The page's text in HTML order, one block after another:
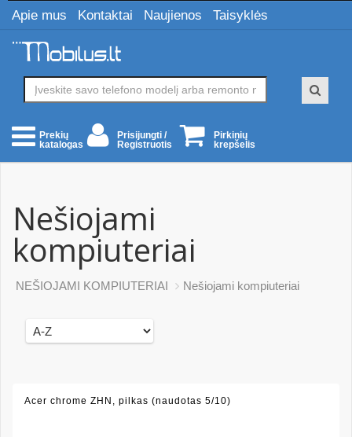
Apie mus Kontaktai Naujienos Taisyklės
Prekių
katalogas
Prisijungti /
Registruotis
Pirkinių
krepšelis
Nešiojami
kompiuteriai
NEŠIOJAMI KOMPIUTERIAI Nešiojami kompiuteriai
Acer chrome ZHN, pilkas (naudotas 5/10)